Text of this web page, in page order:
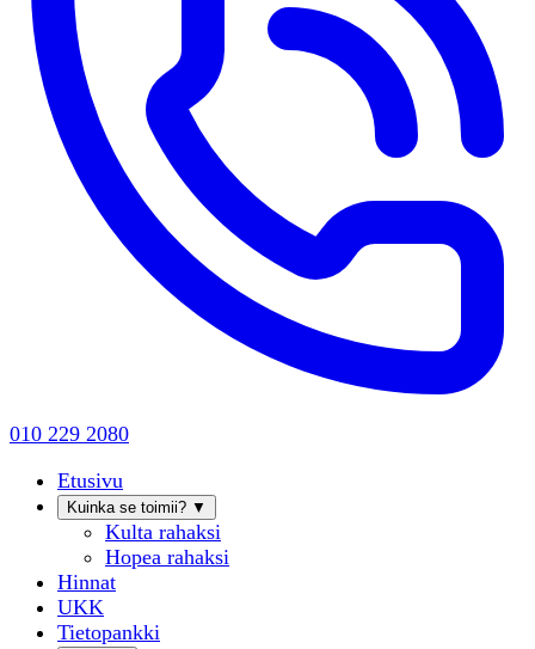
010 229 2080
Etusivu
Kuinka se toimii? ▼
Kulta rahaksi
Hopea rahaksi
Hinnat
UKK
Tietopankki